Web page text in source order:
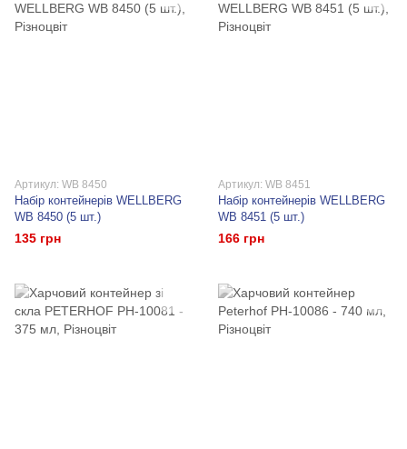
Артикул: WB 8450
Набір контейнерів WELLBERG
WB 8450 (5 шт.)
135 грн
Артикул: WB 8451
Набір контейнерів WELLBERG
WB 8451 (5 шт.)
166 грн